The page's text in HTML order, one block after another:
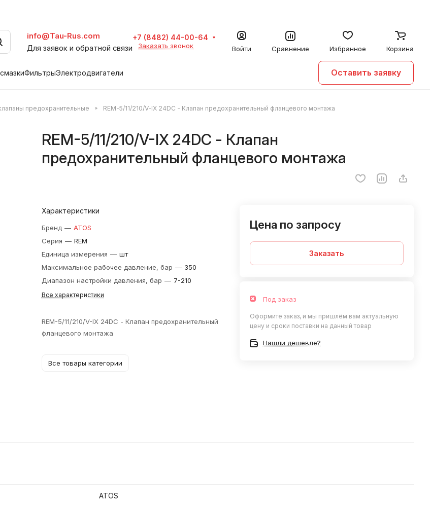
info@Tau-Rus.com
Для заявок и обратной связи
+7 (8482) 44-00-64
Заказать звонок Войти Сравнение Избранное Корзина
ФильтрыЭлектродвигатели Оставить заявку
предохранительные REM-5/11/210/V-IX 24DC - Клапан предохранительный фланцевого монтажа
REM-5/11/210/V-IX 24DC - Клапан
предохранительный фланцевого монтажа
Характеристики
Бренд — ATOS
Серия — REM
Единица измерения — шт
Максимальное рабочее давление, бар — 350
Диапазон настройки давления, бар — 7-210
Все характеристики
REM-5/11/210/V-IX 24DC - Клапан предохранительный
фланцевого монтажа
Все товары категории
Цена по запросу
Заказать
Под заказ
Оформите заказ, и мы пришлём вам актуальную
цену и сроки поставки на данный товар
Нашли дешевле?
ATOS